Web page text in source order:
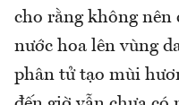
cho rằng không nên
nước hoa lên vùng
phân tử tạo mùi